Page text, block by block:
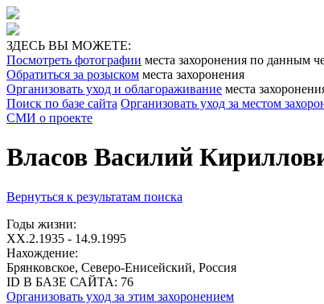
ЗДЕСЬ ВЫ МОЖЕТЕ:
Посмотреть фотографии места захоронения по данным
Обратиться за розыском места захоронения
Организовать уход и облагораживание места
Поиск по базе сайта Организовать уход за местом
СМИ о проекте
Власов Василий
Вернуться к результатам поиска
Годы жизни:
XX.2.1935 - 14.9.1995
Нахождение:
Брянковское, Северо-Енисейский, Россия
ID В БАЗЕ САЙТА: 76
Организовать уход за этим захоронением